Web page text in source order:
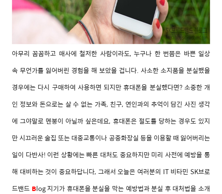
아무리 꼼꼼하고 매사에 철저한 사람이라도, 누구나 한 번쯤은 바쁜 일상
속 무언가를 잃어버린 경험을 해 보았을 겁니다. 사소한 소지품을 분실했을
경우에는 다시 구매하여 사용하면 되지만 휴대폰을 분실했다면? 소중한 개
인 정보와 돈으로는 살 수 없는 가족, 친구, 연인과의 추억이 담긴 사진 생각
에 그야말로 멘붕이 아닐까 싶은데요, 휴대폰은 절도를 당하는 경우도 있지
만 시끄러운 술집 또는 대중교통이나 공중화장실 등을 이용할 때 잃어버리는
일이 다반사! 이런 상황에는 빠른 대처도 중요하지만 미리 사전에 예방을 통
해 대비하는 것이 중요하답니다, 그래서 오늘은 여러분의 IT 비타민 SK브로
드밴드 Blog 지기가 휴대폰을 분실을 막는 예방법과 분실 후 대처법을 소개